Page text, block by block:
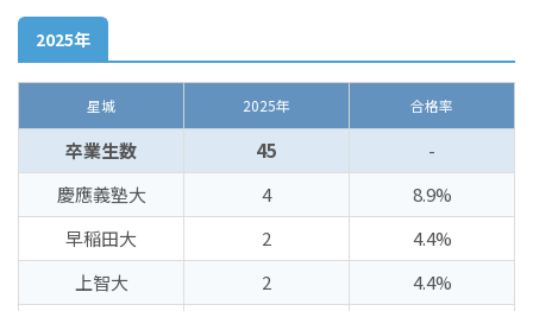
2025年
星城 2025年 合格率
卒業生数 45
-
慶應義塾大
4
8.9%
早稲田大
2
4.4%
上智大
2
4.4%